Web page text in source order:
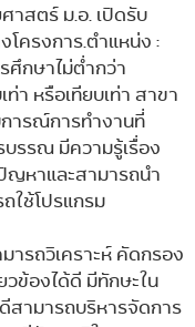
สตร์ ม.อ. เปิดรับ
ครงการ.ตำแหน่ง :
ศึกษาไม่ต่ำกว่า
า หรือเทียบเท่า สาขา
ารณ์การทำงานที่
บรรณ มีความรู้เรื่อง
ญหาและสามารถนำ
ใช้โปรแกรม
ารถวิเคราะห์ คัดกรอง
ข้องได้ดี มีทักษะใน
สามารถบริหารจัดการ